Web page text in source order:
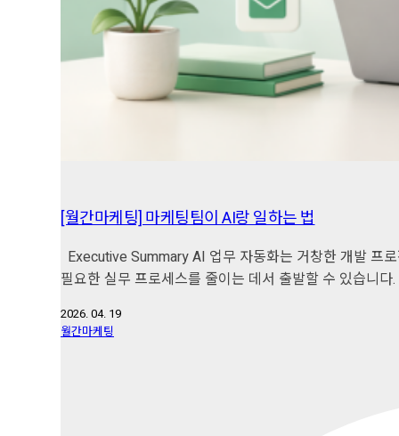
[월간마케팅] 마케팅팀이 AI랑 일하는 법
Executive Summary AI 업무 자동화는 거창한 개발 프
필요한 실무 프로세스를 줄이는 데서 출발할 수 있습니
2026. 04. 19
월간마케팅